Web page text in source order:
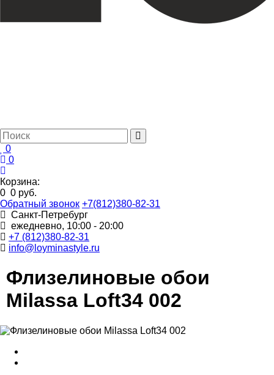
0
0
Корзина:
0 0 руб.
Обратный звонок +7(812)380-82-31
Санкт-Петребург
ежедневно, 10:00 - 20:00
+7 (812)380-82-31
info@loyminastyle.ru
Флизелиновые обои
Milassa Loft34 002